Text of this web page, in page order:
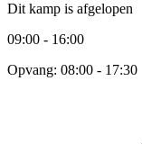
Dit kamp is afgelopen
09:00 - 16:00
Opvang: 08:00 - 17:30